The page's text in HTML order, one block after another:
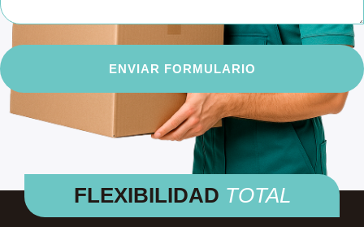
ENVIAR FORMULARIO
FLEXIBILIDAD TOTAL